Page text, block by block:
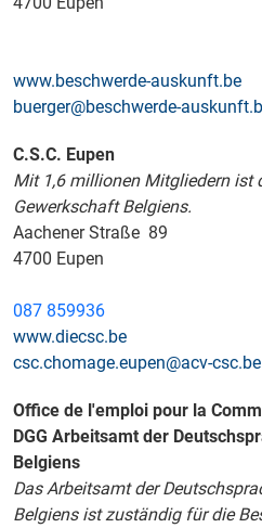
www.beschwerde-auskunft.be
buerger@beschwerde-
C.S.C. Eupen
Mit 1,6 millionen Mitgliedern ist
Gewerkschaft Belgiens.
Aachener Straße 89
4700 Eupen
087 859936
www.diecsc.be
csc.chomage.eupen@acv-csc.be
Office de l'emploi pour la
DGG Arbeitsamt der
Belgiens
Das Arbeitsamt der
Belgiens ist zuständig für die